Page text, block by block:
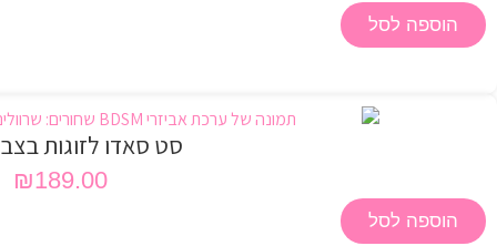
הוספה לסל
סט סאדו לזוגות
₪189.00
הוספה לסל